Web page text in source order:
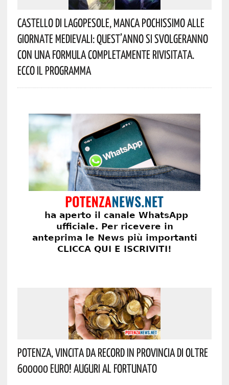
Castello Di Lagopesole, Manca Pochissimo Alle
Giornate Medievali: Quest’anno Si Svolgeranno
Con Una Formula Completamente Rivisitata.
Ecco Il Programma
Potenza, Vincita Da Record In Provincia Di Oltre
600000 Euro! Auguri Al Fortunato